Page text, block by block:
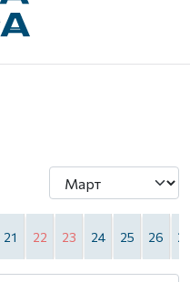
21 22 23 24 25 26